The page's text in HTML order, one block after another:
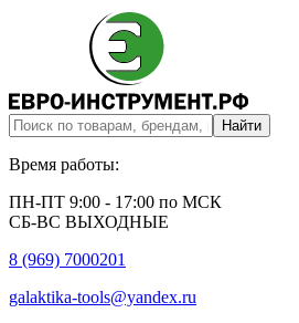
Время работы:
ПН-ПТ 9:00 - 17:00 по МСК
СБ-ВС ВЫХОДНЫЕ
8 (969) 7000201
galaktika-tools@yandex.ru